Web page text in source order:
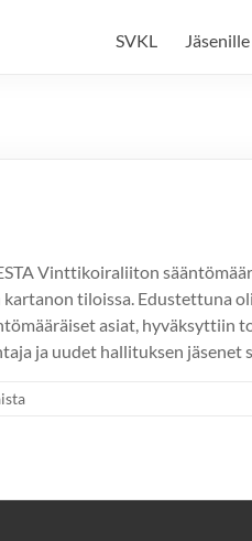
SVKL Jäsenille
Vinttikoiraliiton
kartanon tiloissa. Edustettuna
asiat, hyväksyttiin
ja uudet hallituksen jäsenet